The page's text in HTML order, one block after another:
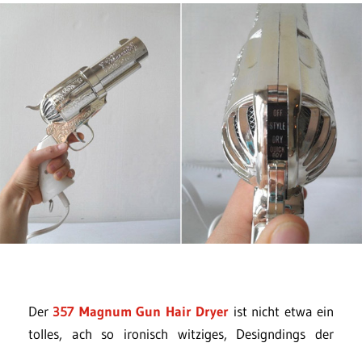
Der 357 Magnum Gun Hair Dryer ist nicht etwa ein
tolles, ach so ironisch witziges, Designdings der